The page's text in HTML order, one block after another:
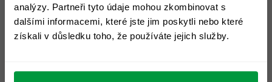
analýzy. Partneři tyto údaje mohou zkombinovat s
dalšími informacemi, které jste jim poskytli nebo které
získali v důsledku toho, že používáte jejich služby.
DIČ: CZ28472195
Prohlášení o cookies >